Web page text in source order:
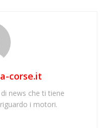
corse.it
news che ti tiene
i motori.